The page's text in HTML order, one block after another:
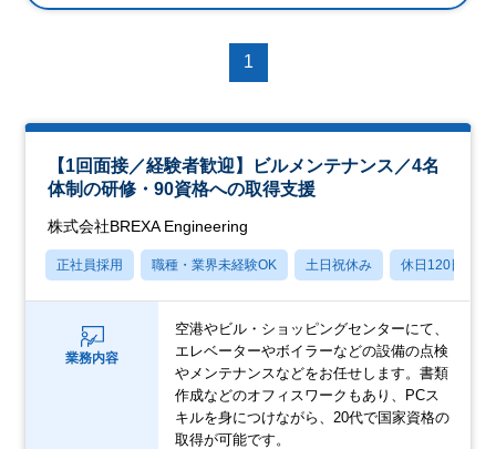
1
【1回面接／経験者歓迎】ビルメンテナンス／4名
体制の研修・90資格への取得支援
株式会社BREXA Engineering
正社員採用 職種・業界未経験OK 土日祝休み 休日120日以上
業務内容
空港やビル・ショッピングセンターにて、
エレベーターやボイラーなどの設備の点検
やメンテナンスなどをお任せします。書類
作成などのオフィスワークもあり、PCス
キルを身につけながら、20代で国家資格の
取得が可能です。